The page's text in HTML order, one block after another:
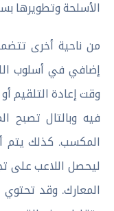
الأسلحة وتطويرها
من ناحية أخرى
إضافي في أسلوب
وقت إعادة التلقيم
فيه وبالتال تصبح
المكسب. كذلك يتم
ليحصل اللاعب على
المعارك. وقد